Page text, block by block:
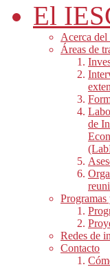
El
Acerca
Áreas de
de
Redes de
Contacto